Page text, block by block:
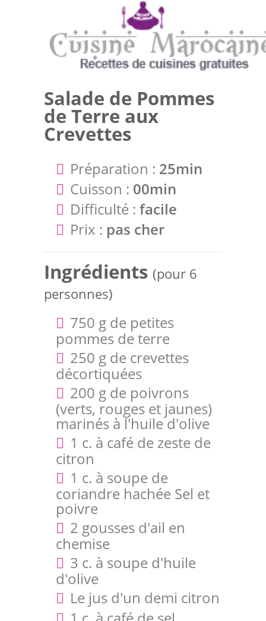
Salade de Pommes
de Terre aux
Crevettes
Préparation : 25min
Cuisson : 00min
Difficulté : facile
Prix : pas cher
Ingrédients (pour 6
personnes)
750 g de petites
pommes de terre
250 g de crevettes
décortiquées
200 g de poivrons
(verts, rouges et jaunes)
marinés à l'huile d'olive
1 c. à café de zeste de
citron
1 c. à soupe de
coriandre hachée Sel et
poivre
2 gousses d'ail en
chemise
3 c. à soupe d'huile
d'olive
Le jus d'un demi citron